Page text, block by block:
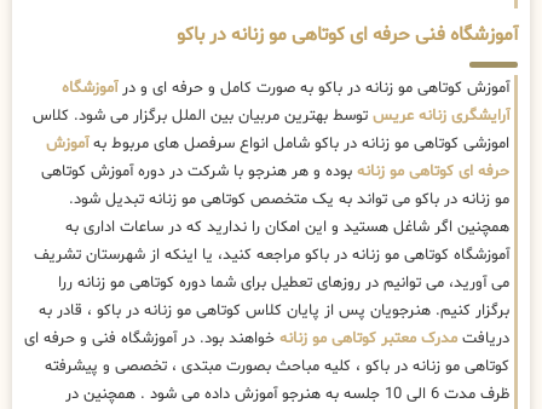
آموزشگاه فنی حرفه ای کوتاهی مو زنانه در باکو
آموزش کوتاهی مو زنانه در باکو به صورت کامل و حرفه ای و درآموزشگاه
آرایشگری زنانه عریس توسط بهترین مربیان بین الملل برگزار می شود. کلاس
اموزشی کوتاهی مو زنانه در باکو شامل انواع سرفصل های مربوط بهآموزش
حرفه ای کوتاهی مو زنانه بوده و هر هنرجو با شرکت در دوره آموزش کوتاهی
مو زنانه در باکو می تواند به یک متخصص کوتاهی مو زنانه تبدیل شود.
همچنین اگر شاغل هستید و این امکان را ندارید که در ساعات اداری به
آموزشگاه کوتاهی مو زنانه در باکو مراجعه کنید، یا اینکه از شهرستان تشریف
می آورید، می توانیم در روزهای تعطیل برای شما دوره کوتاهی مو زنانه ررا
برگزار کنیم. هنرجویان پس از پایان کلاس کوتاهی مو زنانه در باکو ، قادر به
دریافت مدرک معتبر کوتاهی مو زنانه خواهند بود. در آموزشگاه فنی و حرفه ای
کوتاهی مو زنانه در باکو ، کلیه مباحث بصورت مبتدی ، تخصصی و پیشرفته
ظرف مدت 6 الی 10 جلسه به هنرجو آموزش داده می شود . همچنین در